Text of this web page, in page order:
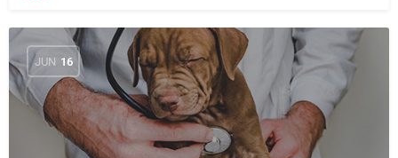
JUN 16